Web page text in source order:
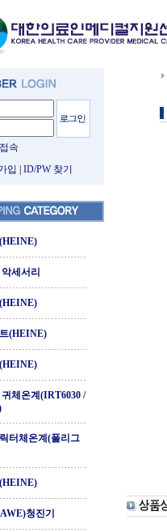
속
입
ID/PW 찾기
세서리
(HEINE)
체온계(IRT6030 /
터체온계(폴리그
청진기